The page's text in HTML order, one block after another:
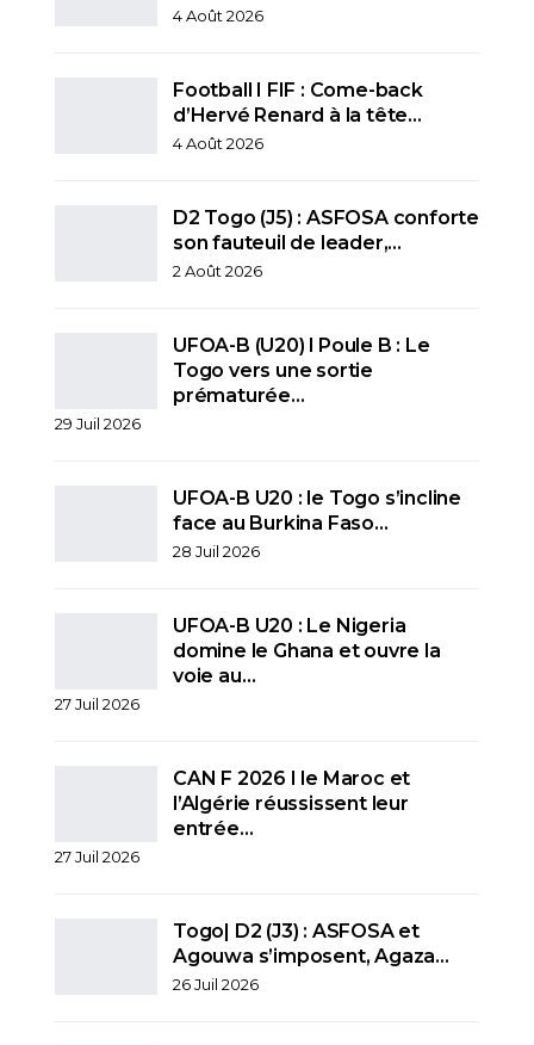
4 Août 2026
Football I FIF : Come-back
d’Hervé Renard à la tête…
4 Août 2026
D2 Togo (J5) : ASFOSA conforte
son fauteuil de leader,…
2 Août 2026
UFOA-B (U20) l Poule B : Le
Togo vers une sortie
prématurée…
29 Juil 2026
UFOA-B U20 : le Togo s’incline
face au Burkina Faso…
28 Juil 2026
UFOA-B U20 : Le Nigeria
domine le Ghana et ouvre la
voie au…
27 Juil 2026
CAN F 2026 I le Maroc et
l’Algérie réussissent leur
entrée…
27 Juil 2026
Togo| D2 (J3) : ASFOSA et
Agouwa s’imposent, Agaza…
26 Juil 2026